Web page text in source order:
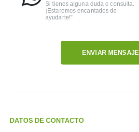
Si tienes alguna duda o consulta.
¡Estaremos encantados de
ayudarte!"
ENVIAR MENSAJE
DATOS DE CONTACTO